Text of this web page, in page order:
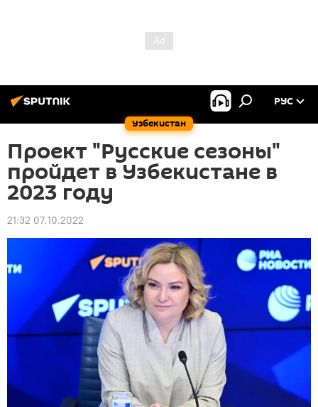
Узбекистан
РУС
Проект "Русские сезоны"
пройдет в Узбекистане в
2023 году
21:32 07.10.2022